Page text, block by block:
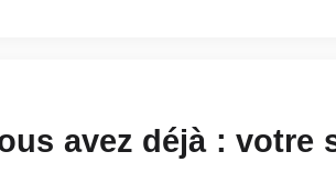
avez déjà : votre